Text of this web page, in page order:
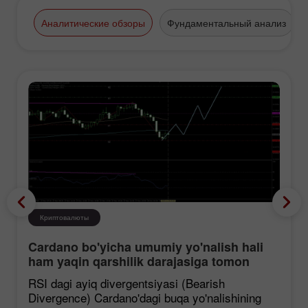
конференции. На ежегодной
выставке «Forex&Investment
получил премию «Лучший Ритейл
Форекс-брокер».
Аналитические обзоры Фундаментальный анализ
Криптовалюты
Cardano bo'yicha umumiy yo'nalish hali
ham yaqin qarshilik darajasiga tomon
mustahkamlanmoqda, garchi korreksiya
ehtimoli mavjud bo'lsa ham.
RSI dagi ayiq divergentsiyasi (Bearish
Divergence) Cardano'dagi buqa yo'nalishining